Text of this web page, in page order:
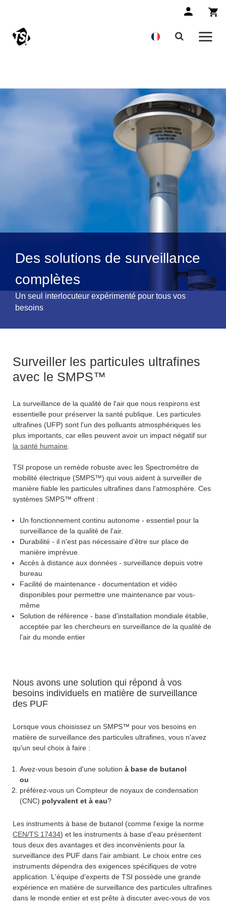
Des solutions de surveillance
complètes
Un seul interlocuteur expérimenté pour tous vos
besoins
Surveiller les particules ultrafines
avec le SMPS™
La surveillance de la qualité de l'air que nous respirons est
essentielle pour préserver la santé publique. Les particules
ultrafines (UFP) sont l'un des polluants atmosphériques les
plus importants, car elles peuvent avoir un impact négatif sur
la santé humaine
TSI propose un remède robuste avec les Spectromètre de
mobilité électrique (SMPS™) qui vous aident à surveiller de
manière fiable les particules ultrafines dans l'atmosphère. Ces
systèmes SMPS™ offrent :
Un fonctionnement continu autonome - essentiel pour la
surveillance de la qualité de l'air.
Durabilité - il n'est pas nécessaire d'être sur place de
manière imprévue.
Accès à distance aux données - surveillance depuis votre
bureau
Facilité de maintenance - documentation et vidéo
disponibles pour permettre une maintenance par vous-
même
Solution de référence - base d'installation mondiale établie,
acceptée par les chercheurs en surveillance de la qualité de
l'air du monde entier
Nous avons une solution qui répond à vos
besoins individuels en matière de surveillance
des PUF
Lorsque vous choisissez un SMPS™ pour vos besoins en
matière de surveillance des particules ultrafines, vous n'avez
qu'un seul choix à faire :
Avez-vous besoin d'une solution à base de butanol
ou
préférez-vous un Compteur de noyaux de condensation
(CNC) polyvalent et à eau?
Les instruments à base de butanol (comme l'exige la norme
CEN/TS 17434) et les instruments à base d'eau présentent
tous deux des avantages et des inconvénients pour la
surveillance des PUF dans l'air ambiant. Le choix entre ces
instruments dépendra des exigences spécifiques de votre
application. L'équipe d'experts de TSI possède une grande
expérience en matière de surveillance des particules ultrafines
dans le monde entier et est prête à discuter avec-vous de vos